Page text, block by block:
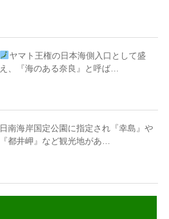
ヤマト王権の日本海側入口として盛
え、『海のある奈良』と呼ば…
日南海岸国定公園に指定され『幸島』や
『都井岬』など観光地があ…